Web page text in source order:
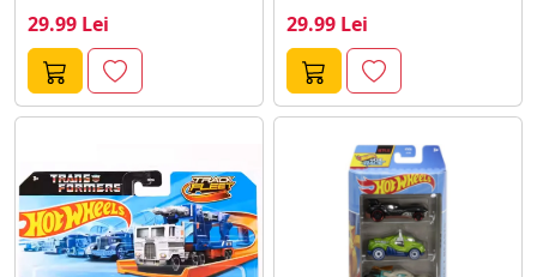
29.99 Lei 29.99 Lei